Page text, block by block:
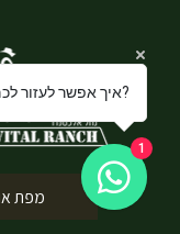
מפת
איך אפשר לעזור לכם?
1